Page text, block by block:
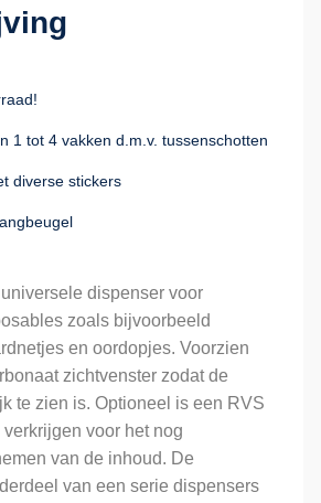
1 tot 4 vakken d.m.v. tussenschotten
diverse stickers
dispenser voor
zoals bijvoorbeeld
en oordopjes. Voorzien
zichtvenster zodat de
te zien is. Optioneel is een RVS
voor het nog
van de inhoud. De
van een serie dispensers